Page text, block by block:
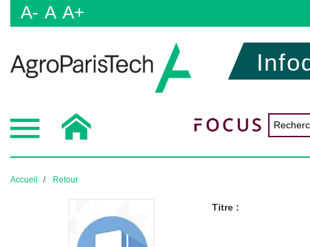
A- A A+
Accueil Retour
Titre :